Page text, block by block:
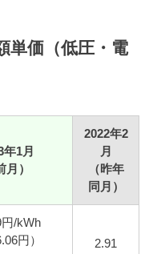
単価（低圧・電
年1月
月）
2022年2
月
（昨年
同月）
円/kWh
円）
2.91